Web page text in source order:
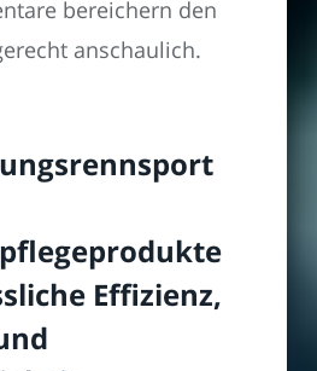
bereichern den
anschaulich.
Effizienz,